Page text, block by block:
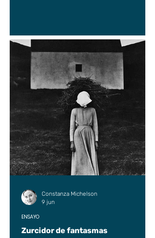
Zurcidor de fantasmas
ENSAYO
Constanza Michelson
9 jun